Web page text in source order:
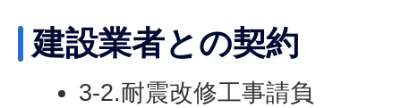
建設業者との契約
3-2.耐震改修工事請負